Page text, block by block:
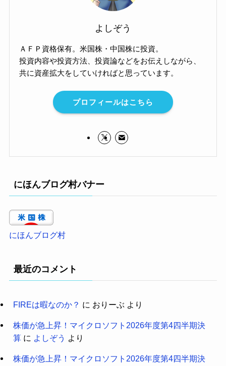
よしぞう
ＡＦＰ資格保有。米国株・中国株に投資。
投資内容や投資方法、投資論などをお伝えしながら、
共に資産拡大をしていければと思っています。
プロフィールはこちら
にほんブログ村バナー
にほんブログ村
最近のコメント
FIREは暇なのか？ に おりーぶ より
株価が急上昇！マイクロソフト2026年度第4四半期決
算に よしぞう より
株価が急上昇！マイクロソフト2026年度第4四半期決